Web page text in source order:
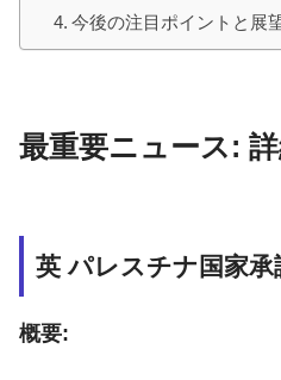
今後の注目ポイントと展
最重要ニュース:
英 パレスチナ国家承
概要: